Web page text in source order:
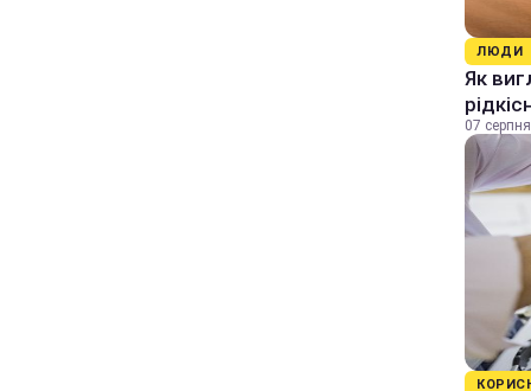
ЛЮДИ
Як
07